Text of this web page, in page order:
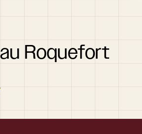
clé
au Roquefort